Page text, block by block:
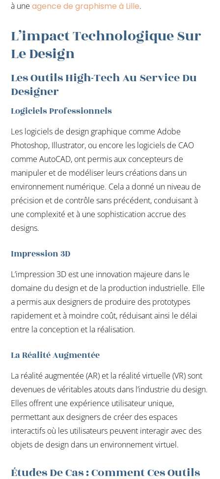
à uneagence de graphisme à Lille.
L’impact Technologique Sur
Le Design
Les Outils High-Tech Au Service Du
Designer
Logiciels Professionnels
Les logiciels de design graphique comme Adobe
Photoshop, Illustrator, ou encore les logiciels de CAO
comme AutoCAD, ont permis aux concepteurs de
manipuler et de modéliser leurs créations dans un
environnement numérique. Cela a donné un niveau de
précision et de contrôle sans précédent, conduisant à
une complexité et à une sophistication accrue des
designs.
Impression 3D
L’impression 3D est une innovation majeure dans le
domaine du design et de la production industrielle. Elle
a permis aux designers de produire des prototypes
rapidement et à moindre coût, réduisant ainsi le délai
entre la conception et la réalisation.
La Réalité Augmentée
La réalité augmentée (AR) et la réalité virtuelle (VR) sont
devenues de véritables atouts dans l’industrie du design.
Elles offrent une expérience utilisateur unique,
permettant aux designers de créer des espaces
interactifs où les utilisateurs peuvent interagir avec des
objets de design dans un environnement virtuel.
Études De Cas : Comment Ces Outils